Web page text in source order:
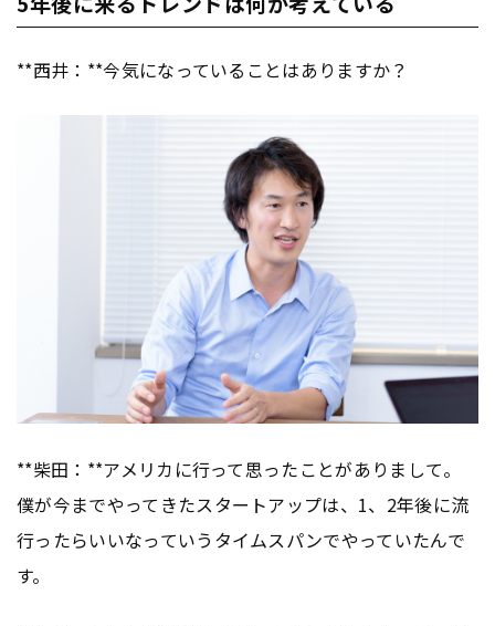
**西井：**今気になっていることはありますか？
**柴田：**アメリカに行って思ったことがありまして。
僕が今までやってきたスタートアップは、1、2年後に流
行ったらいいなっていうタイムスパンでやっていたんで
す。